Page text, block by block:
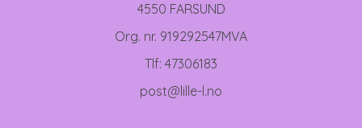
4550 FARSUND
Org. nr. 919292547MVA
Tlf: 47306183
post@lille-l.no